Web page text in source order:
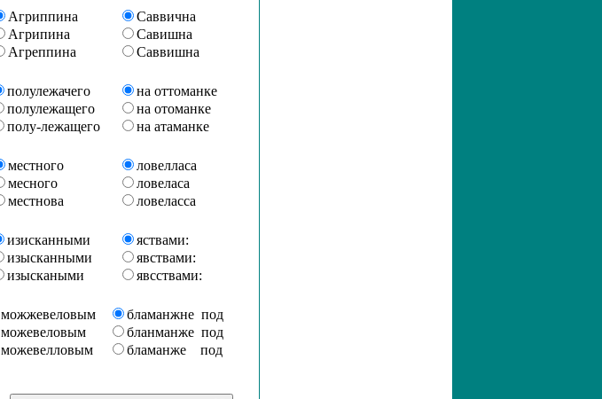
Агриппина
Агрипина
Агреппина
Саввична
Савишна
Саввишна
полулежачего
полулежащего
полу-лежащего
на оттоманке
на отоманке
на атаманке
местного
месного
местнова
ловелласа
ловеласа
ловеласса
изисканными
изысканными
изыскаными
яствами:
явствами:
явсствами:
можжевеловым
можевеловым
можевелловым
бламанжне под
бланманже под
бламанже под